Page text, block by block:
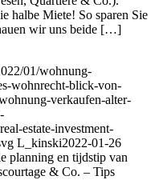
halbe Miete! So sparen Sie
wir uns beide […]
01/wohnung-
wohnrecht-blick-von-
verkaufen-alter-
estate-investment-
L_kinski2022-01-26
planning en tijdstip van
& Co. – Tips